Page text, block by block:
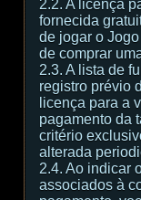
2.2. A licença
fornecida
de jogar o
de comprar
2.3. A lista de
registro prévio
licença para a
pagamento da
critério
alterada
2.4. Ao indicar
associados à